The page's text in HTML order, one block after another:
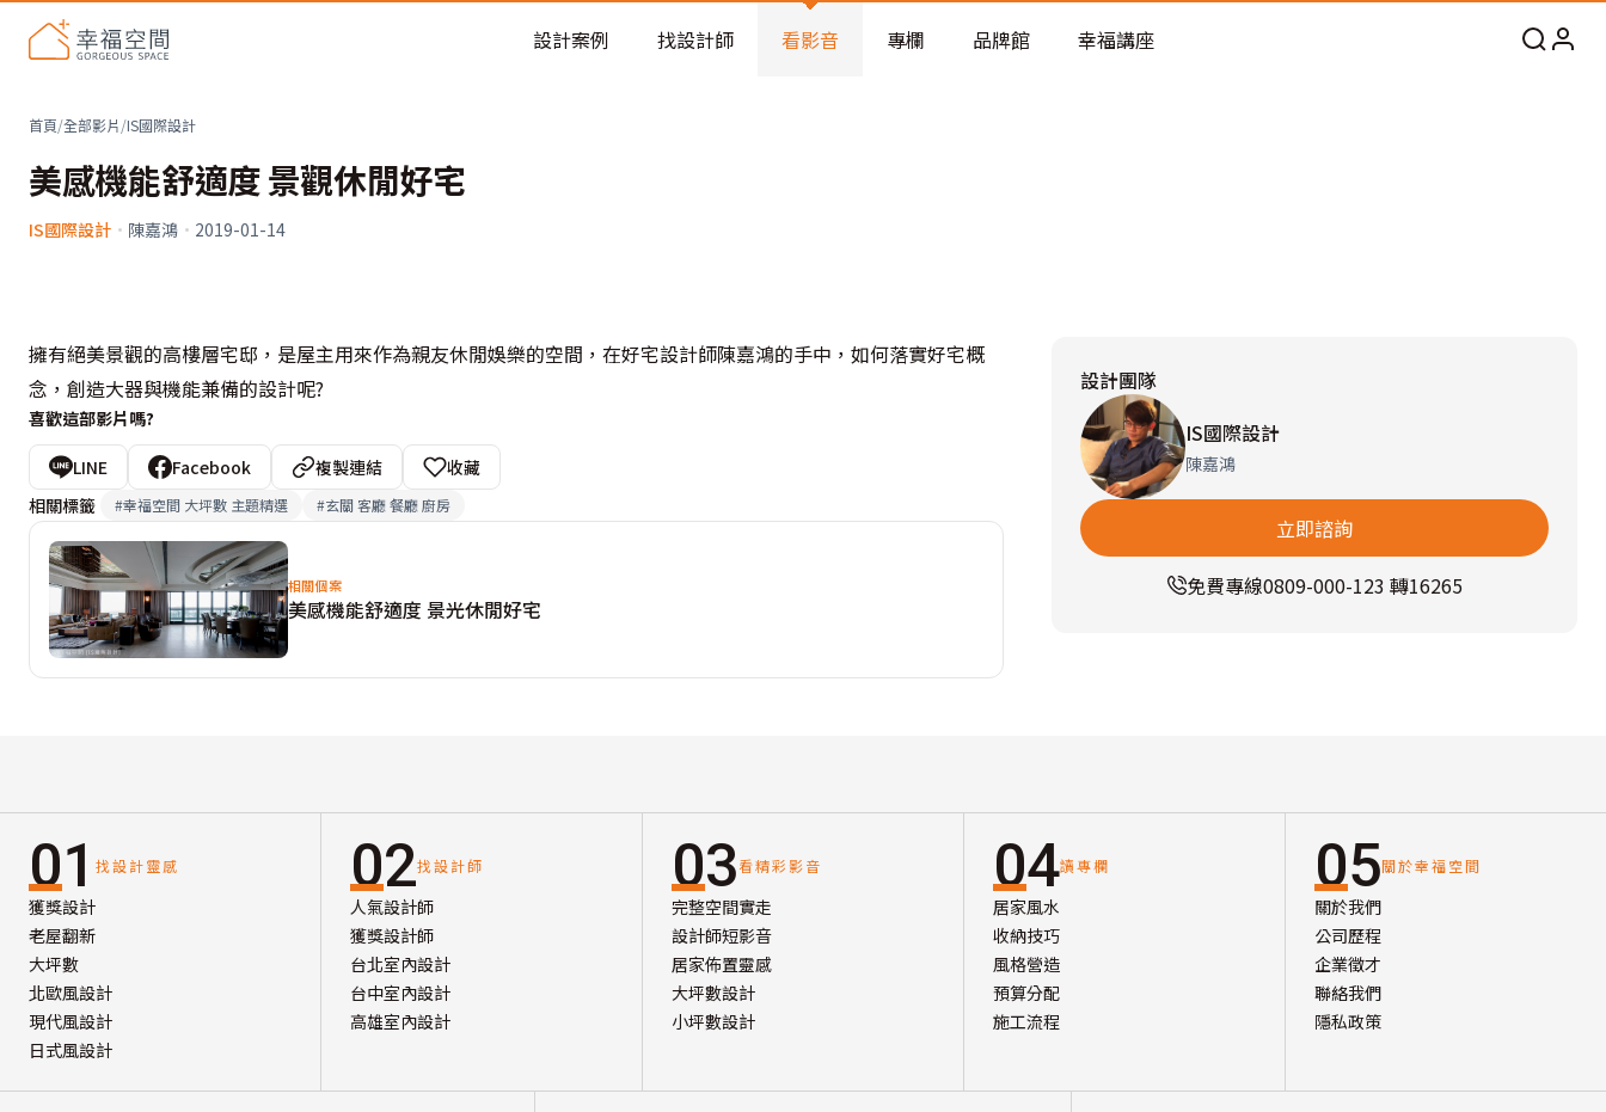
老屋預算分配與高 CP 值煥新術
設計案例 找設計師 看影音 專欄 品牌館 幸福講座
首頁/全部影片/IS國際設計
美感機能舒適度 景觀休閒好宅
IS國際設計 · 陳嘉鴻 · 2019-01-14
擁有絕美景觀的高樓層宅邸，是屋主用來作為親友休閒娛樂的空間，在好宅設計師陳嘉鴻的手中，如何落實好宅概
念，創造大器與機能兼備的設計呢?
喜歡這部影片嗎?
LINE Facebook 複製連結
收藏
相關標籤
#幸福空間 大坪數 主題精選 #玄關 客廳 餐廳 廚房
相關個案
美感機能舒適度 景光休閒好宅
設計團隊
IS國際設計
陳嘉鴻
立即諮詢
免費專線0809-000-123 轉16265
01 找設計靈感
獲獎設計
老屋翻新
大坪數
北歐風設計
現代風設計
日式風設計
02找設計師
人氣設計師
獲獎設計師
台北室內設計
台中室內設計
高雄室內設計
03看精彩影音
完整空間實走
設計師短影音
居家佈置靈感
大坪數設計
小坪數設計
04讀專欄
居家風水
收納技巧
風格營造
預算分配
施工流程
05關於幸福空間
關於我們
公司歷程
企業徵才
聯絡我們
隱私政策